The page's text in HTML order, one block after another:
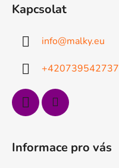
Kapcsolat
info@malky.eu
+420739542737
Informace pro vás